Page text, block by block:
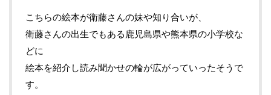
こちらの絵本が衛藤さんの妹や知り合いが、
衛藤さんの出生でもある鹿児島県や熊本県の小学校な
どに
絵本を紹介し読み聞かせの輪が広がっていったそうで
す。